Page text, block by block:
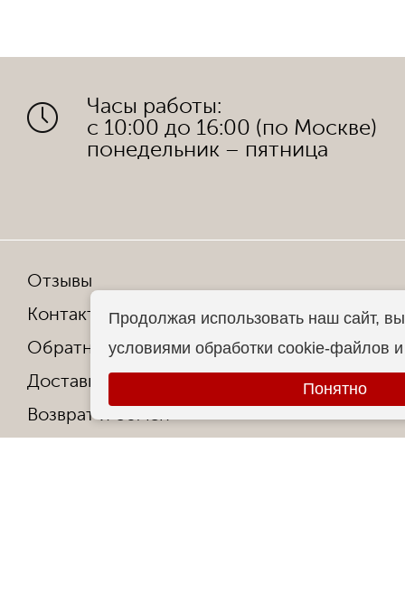
Часы работы:
с 10:00 до 16:00 (по Москве)
понедельник – пятница
Отзывы
Контакты
Обратная связь
Доставка и оплата
Возврат и обмен
Продолжая использовать наш сайт,
условиями обработки cookie-файлов
Понятно